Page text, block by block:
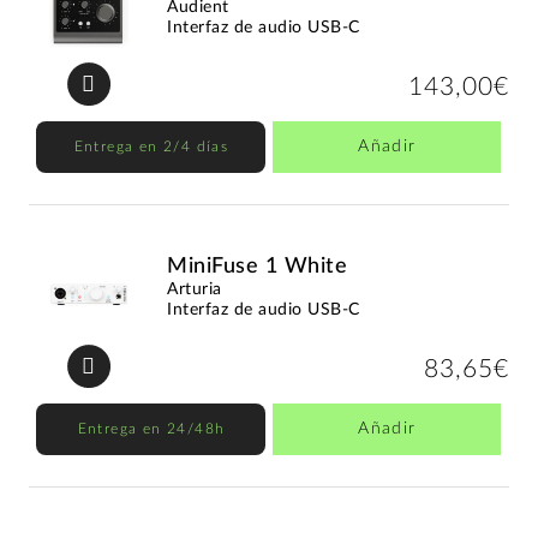
Audient
Interfaz de audio USB-C
143,00€
Entrega en 2/4 días Añadir
MiniFuse 1 White
Arturia
Interfaz de audio USB-C
83,65€
Entrega en 24/48h Añadir